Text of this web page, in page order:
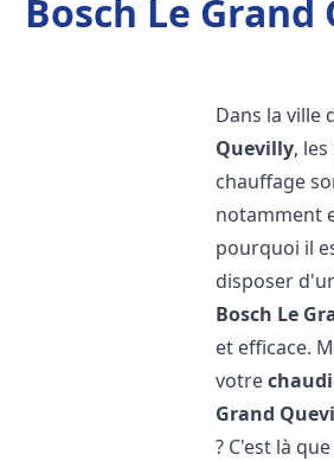
Bosch Le Grand
Dans la ville
Quevilly,
chauffage
notamment
pourquoi il
disposer
Bosch Le
et efficace.
votre
Grand
? C'est là